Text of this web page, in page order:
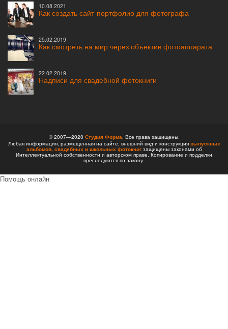
10.08.2021
Как создать сайт-портфолио для фотографа
25.02.2019
Как смотреть на мир через объектив фотоаппарата
22.02.2019
Надписи для свадебной фотокниги
© 2007—2020 Студия Форма . Все права защищены.
Любая информация, размещенная на сайте, внешний вид и конструкция выпускных
альбомов, свадебных и школьных фотокнигзащищены законами об
Интеллектуальной собственности и авторском праве. Копирование и подделки
преследуются по закону.
Помощь онлайн